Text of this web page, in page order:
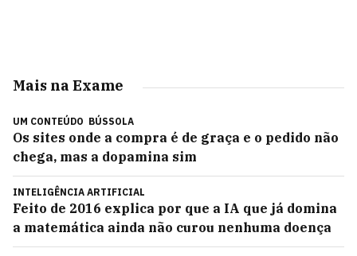
Mais na Exame
UM CONTEÚDO BÚSSOLA
Os sites onde a compra é de graça e o pedido não
chega, mas a dopamina sim
INTELIGÊNCIA ARTIFICIAL
Feito de 2016 explica por que a IA que já domina
a matemática ainda não curou nenhuma doença